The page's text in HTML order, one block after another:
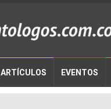
ARTÍCULOS EVENTOS